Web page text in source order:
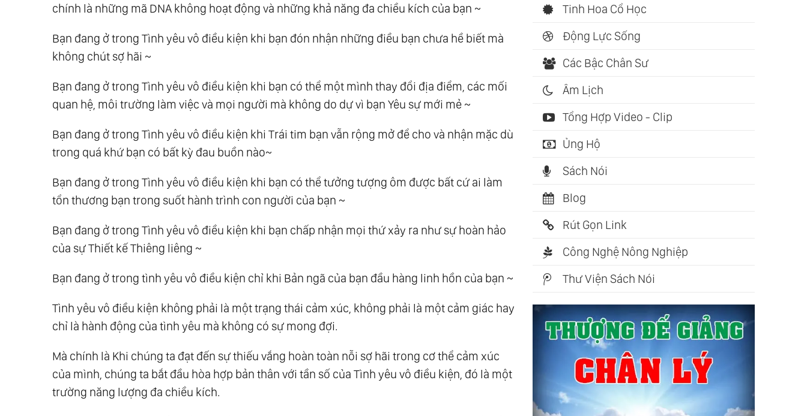
chính là những mã DNA không hoạt động và những khả năng đa chiều kích của bạn ~
Bạn đang ở trong Tình yêu vô điều kiện khi bạn đón nhận những điều bạn chưa hề biết mà
không chút sợ hãi ~
Bạn đang ở trong Tình yêu vô điều kiện khi bạn có thể một mình thay đổi địa điểm, các mối
quan hệ, môi trường làm việc và mọi người mà không do dự vì bạn Yêu sự mới mẻ ~
Bạn đang ở trong Tình yêu vô điều kiện khi Trái tim bạn vẫn rộng mở để cho và nhận mặc dù
trong quá khứ bạn có bất kỳ đau buồn nào~
Bạn đang ở trong Tình yêu vô điều kiện khi bạn có thể tưởng tượng ôm được bất cứ ai làm
tổn thương bạn trong suốt hành trình con người của bạn ~
Bạn đang ở trong Tình yêu vô điều kiện khi bạn chấp nhận mọi thứ xảy ra như sự hoàn hảo
của sự Thiết kế Thiêng liêng ~
Bạn đang ở trong tình yêu vô điều kiện chỉ khi Bản ngã của bạn đầu hàng linh hồn của bạn ~
Tình yêu vô điều kiện không phải là một trạng thái cảm xúc, không phải là một cảm giác hay
chỉ là hành động của tình yêu mà không có sự mong đợi.
Mà chính là Khi chúng ta đạt đến sự thiếu vắng hoàn toàn nỗi sợ hãi trong cơ thể cảm xúc
của mình, chúng ta bắt đầu hòa hợp bản thân với tần số của Tình yêu vô điều kiện, đó là một
trường năng lượng đa chiều kích.
Tinh Hoa Cổ Học
Động Lực Sống
Các Bậc Chân Sư
Âm Lịch
Tổng Hợp Video - Clip
Ủng Hộ
Sách Nói
Blog
Rút Gọn Link
Công Nghệ Nông Nghiệp
Thư Viện Sách Nói